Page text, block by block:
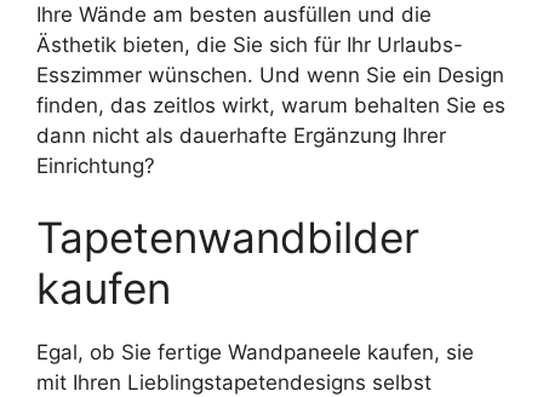
Ihre Wände am besten ausfüllen und die
Ästhetik bieten, die Sie sich für Ihr Urlaubs-
Esszimmer wünschen. Und wenn Sie ein Design
finden, das zeitlos wirkt, warum behalten Sie es
dann nicht als dauerhafte Ergänzung Ihrer
Einrichtung?
Tapetenwandbilder
kaufen
Egal, ob Sie fertige Wandpaneele kaufen, sie
mit Ihren Lieblingstapetendesigns selbst